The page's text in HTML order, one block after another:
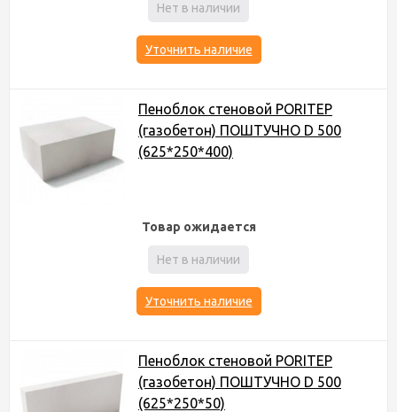
Нет в наличии
Уточнить наличие
Пеноблок стеновой PORITEP
(газобетон) ПОШТУЧНО D 500
(625*250*400)
Товар ожидается
Нет в наличии
Уточнить наличие
Пеноблок стеновой PORITEP
(газобетон) ПОШТУЧНО D 500
(625*250*50)